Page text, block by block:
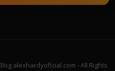
alexhardyoficial.com - All Rights